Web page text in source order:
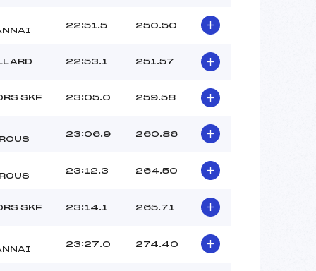
22:51.5 250.50
22:53.1 251.57
SKF 23:05.0 259.58
23:06.9 260.86
23:12.3 264.50
SKF 23:14.1 265.71
23:27.0 274.40